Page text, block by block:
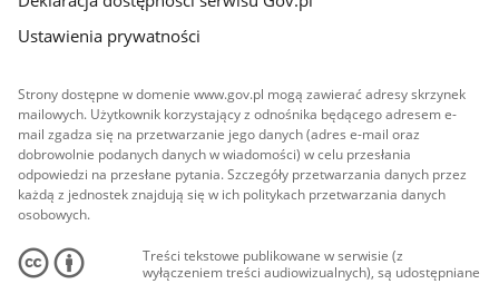
Ustawienia prywatności
Strony dostępne w domenie www.gov.pl mogą zawierać adresy skrzynek
mailowych. Użytkownik korzystający z odnośnika będącego adresem e-
mail zgadza się na przetwarzanie jego danych (adres e-mail oraz
dobrowolnie podanych danych w wiadomości) w celu przesłania
odpowiedzi na przesłane pytania. Szczegóły przetwarzania danych przez
każdą z jednostek znajdują się w ich politykach przetwarzania danych
osobowych.
Treści tekstowe publikowane w serwisie (z
wyłączeniem treści audiowizualnych), są udostępniane